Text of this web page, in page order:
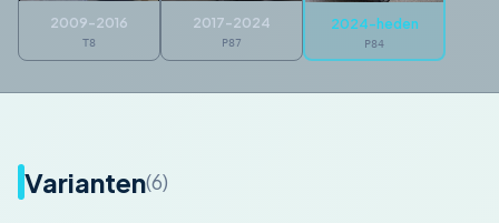
2009-2016
T8
2017-2024
P87
2024-heden
P84
Varianten(6)